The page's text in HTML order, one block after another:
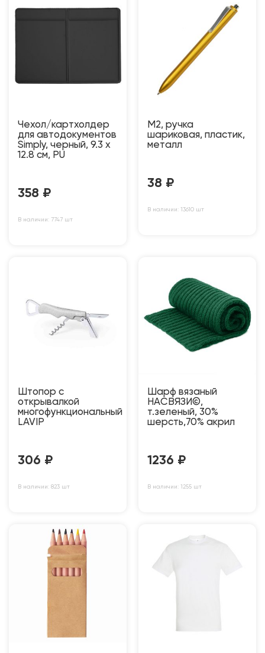
Чехол/картхолдер
для автодокументов
Simply, черный, 9.3 х
12.8 см, PU
358 ₽
В наличии: 7747 шт
M2, ручка
шариковая, пластик,
металл
38 ₽
В наличии: 13610 шт
Штопор с
открывалкой
многофункциональный
LAVIP
306 ₽
В наличии: 823 шт
Шарф вязаный
НАСВЯЗИ©,
т.зеленый, 30%
шерсть,70% акрил
1236 ₽
В наличии: 1255 шт